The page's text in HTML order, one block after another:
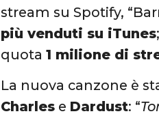
stream su Spotify,
più venduti su iTunes
quota1 milione di
La nuova canzone è
Charles e Dardust: “